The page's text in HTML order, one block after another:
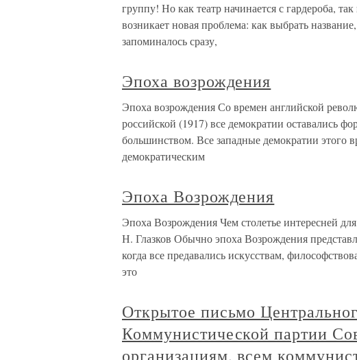
группу! Но как театр начинается с гардероба,
возникает новая проблема: как выбрать
запоминалось сразу,
Эпоха возрождения
Эпоха возрождения Со времен английской
российской (1917) все демократии оставались
большинством. Все западные демократии этого
демократическим
Эпоха Возрождения
Эпоха Возрождения Чем столетье интересней
Н. Глазков Обычно эпоха Возрождения
когда все предавались искусствам,
это
Открытое письмо
Коммунистической партии
организациям, всем